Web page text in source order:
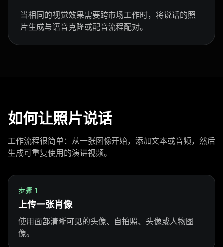
Teacher 04 Teacher 05 Teacher 06
Teacher 07 Teacher 08 Teacher 09
Lawyer 06 Lawyer 07
Lawyer 09 Lawyer 10
Coach 02 Coach 03 Coach 04
Coach 05
当相同的视觉效果需要跨市场工作时，将说话的照
片生成与语音克隆或配音流程配对。
如何让照片说话
工作流程很简单：从一张图像开始，添加文本或音频，然后
生成可重复使用的演讲视频。
步骤 1
上传一张肖像
使用面部清晰可见的头像、自拍照、头像或人物图
像。